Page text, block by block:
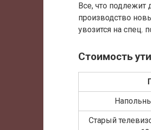
Все, что подлежит
производство
увозится на спец.
Стоимость
Старый